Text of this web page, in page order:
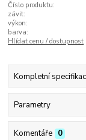
Číslo produktu:
závit:
výkon:
barva:
Hlídat cenu / dostupnost
Kompletní
Parametry
Komentáře 0